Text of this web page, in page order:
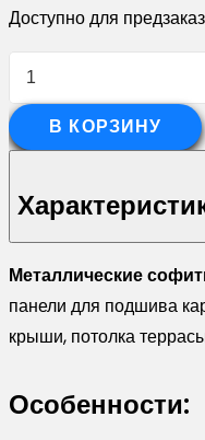
Доступно для
Количество
Софит
ЭкоБрус
перфорации
0,345
Grand
Line
0,45
Elite
В КОРЗИНУ
Металлические
панели для подшива
крыши, потолка
Особенности: